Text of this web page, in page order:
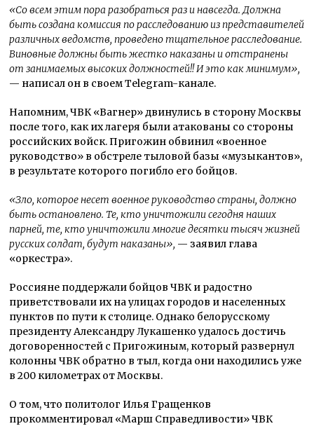
«Со всем этим пора разобраться раз и навсегда. Должна
быть создана комиссия по расследованию из представителей
различных ведомств, проведено тщательное расследование.
Виновные должны быть жестко наказаны и отстранены
от занимаемых высоких должностей!! И это как минимум»,
— написал он в своем Telegram-канале.
Напомним, ЧВК «Вагнер» двинулись в сторону Москвы
после того, как их лагеря были атакованы со стороны
российских войск. Пригожин обвинил «военное
руководство» в обстреле тыловой базы «музыкантов»,
в результате которого погибло его бойцов.
«Зло, которое несет военное руководство страны, должно
быть остановлено. Те, кто уничтожили сегодня наших
парней, те, кто уничтожили многие десятки тысяч жизней
русских солдат, будут наказаны», — заявил глава
«оркестра».
Россияне поддержали бойцов ЧВК и радостно
приветствовали их на улицах городов и населенных
пунктов по пути к столице. Однако белорусскому
президенту Александру Лукашенко удалось достичь
договоренностей с Пригожиным, который развернул
колонны ЧВК обратно в тыл, когда они находились уже
в 200 километрах от Москвы.
О том, что политолог Илья Гращенков
прокомментировал «Марш Справедливости» ЧВК